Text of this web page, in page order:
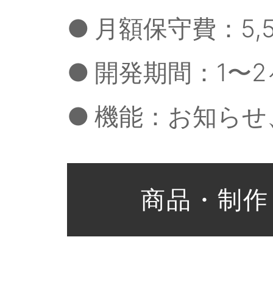
● 月額保守費：
● 開発期間：1〜
● 機能：お知ら